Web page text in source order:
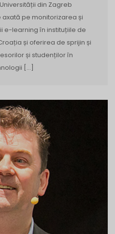
din Zagreb
axată pe monitorizarea și
e-learning în instituțiile de
și oferirea de sprijin și
și studenților în
[…]